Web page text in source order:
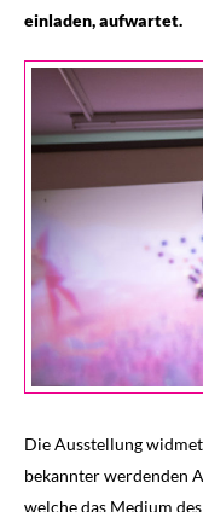
einladen, aufwartet.
Die Ausstellung
bekannter werdenden
welche das Medium